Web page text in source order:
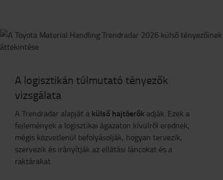
A logisztikán túlmutató tényezők
vizsgálata
A Trendradar alapját a külső hajtóerők adják. Ezek a
fejlemények a logisztikai ágazaton kívülről erednek,
mégis közvetlenül befolyásolják, hogyan tervezik,
szervezik és irányítják az ellátási láncokat és a
raktárakat.